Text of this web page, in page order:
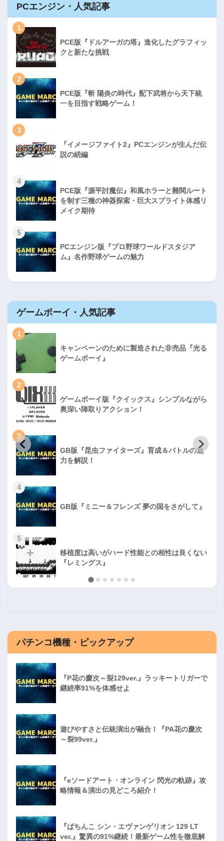
PCエンジン・人気記事
1
PCE版『ドルアーガの塔』進化したグラフィッ
クと新たな挑戦
2
PCE版『斬 陽炎の時代』配下武将から天下統
一を目指す戦略ゲーム！
3
『イメージファイト2』PCエンジンが生んだ伝
説の続編
4
PCE版『源平討魔伝』和風ホラーと難関ルート
を制す三種の神器探索・巨大スプライト体感リ
メイク期待
5
PCエンジン版『プロ野球ワールドスタジア
ム』名作野球ゲームの魅力
ゲームボーイ・人気記事
1
キャンペーンのために製造された非売品『光る
ゲームボーイ』
2
ゲームボーイ版『クイックス』シンプルながら
奥深い陣取りアクション！
3
GB版『昆虫ファイターズ』育成＆バトルの魅
力を解説！
4
GB版『ミニー＆フレンズ 夢の国をさがして』
5
移植度は高いがハード性能との相性は良くない
『レミングス』
パチンコ機種・ピックアップ
『P花の慶次～裂129ver.』ラッキートリガーで
継続率91%を体感せよ
遊びやすさと伝統演出が融合！『PA花の慶次
～裂99ver.』
『eソードアート・オンライン 閃光の軌跡』攻
略情報＆演出の見どころ紹介！
『ぱちんこ シン・エヴァンゲリオン 129 LT
ver.』驚異の91%継続！最新ゲーム性を徹底解